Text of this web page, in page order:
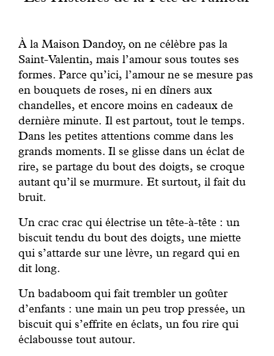
Engagé avec bon sens
Manifesto
Dandoy Family
Boutiques
Mon compte
E-Shop
À la Maison Dandoy, on ne célèbre pas la
Saint-Valentin, mais l’amour sous toutes ses
formes. Parce qu’ici, l’amour ne se mesure pas
en bouquets de roses, ni en dîners aux
chandelles, et encore moins en cadeaux de
dernière minute. Il est partout, tout le temps.
Dans les petites attentions comme dans les
grands moments. Il se glisse dans un éclat de
rire, se partage du bout des doigts, se croque
autant qu’il se murmure. Et surtout, il fait du
bruit.
Un crac cracqui électrise un tête-à-tête : un
biscuit tendu du bout des doigts, une miette
qui s’attarde sur une lèvre, un regard qui en
dit long.
Un badaboomqui fait trembler un goûter
d’enfants : une main un peu trop pressée, un
biscuit qui s’effrite en éclats, un fou rire qui
éclabousse tout autour.